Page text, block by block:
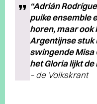
“Adrián
puike ensemble
horen, maar ook
Argentijnse stuk
swingendeMisa
hetGlorialijkt de
– de Volkskrant